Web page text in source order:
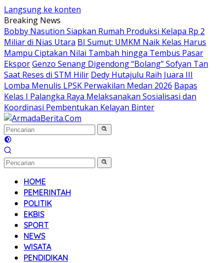
Langsung ke konten
Breaking News
Bobby Nasution Siapkan Rumah Produksi Kelapa Rp 2
Miliar di Nias Utara BI Sumut: UMKM Naik Kelas Harus
Mampu Ciptakan Nilai Tambah hingga Tembus Pasar
EksporGenzo Senang Digendong “Bolang” Sofyan Tan
Saat Reses di STM Hilir Dedy Hutajulu Raih Juara III
Lomba Menulis LPSK Perwakilan Medan 2026 Bapas
Kelas I Palangka Raya Melaksanakan Sosialisasi dan
Koordinasi Pembentukan Kelayan Binter
HOME
PEMERINTAH
POLITIK
EKBIS
SPORT
NEWS
WISATA
PENDIDIKAN